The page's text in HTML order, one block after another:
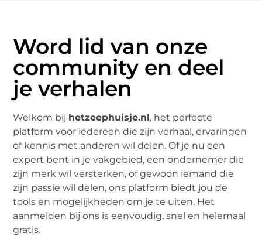
Word lid van onze
community en deel
je verhalen
Welkom bij hetzeephuisje.nl, het perfecte
platform voor iedereen die zijn verhaal, ervaringen
of kennis met anderen wil delen. Of je nu een
expert bent in je vakgebied, een ondernemer die
zijn merk wil versterken, of gewoon iemand die
zijn passie wil delen, ons platform biedt jou de
tools en mogelijkheden om je te uiten. Het
aanmelden bij ons is eenvoudig, snel en helemaal
gratis.